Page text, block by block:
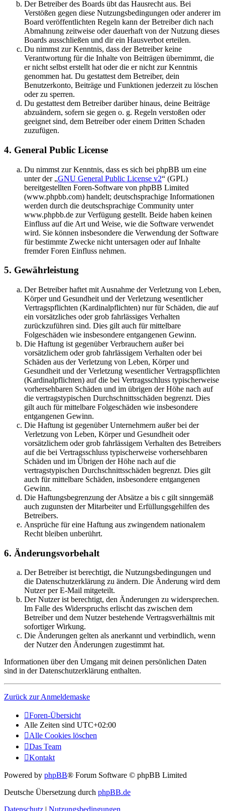
Der Betreiber des Boards übt das Hausrecht aus. Bei
Verstößen gegen diese Nutzungsbedingungen oder anderer im
Board veröffentlichten Regeln kann der Betreiber dich nach
Abmahnung zeitweise oder dauerhaft von der Nutzung dieses
Boards ausschließen und dir ein Hausverbot erteilen.
Du nimmst zur Kenntnis, dass der Betreiber keine
Verantwortung für die Inhalte von Beiträgen übernimmt, die
er nicht selbst erstellt hat oder die er nicht zur Kenntnis
genommen hat. Du gestattest dem Betreiber, dein
Benutzerkonto, Beiträge und Funktionen jederzeit zu löschen
oder zu sperren.
Du gestattest dem Betreiber darüber hinaus, deine Beiträge
abzuändern, sofern sie gegen o. g. Regeln verstoßen oder
geeignet sind, dem Betreiber oder einem Dritten Schaden
zuzufügen.
4. General Public License
Du nimmst zur Kenntnis, dass es sich bei phpBB um eine
unter der „GNU General Public License v2“ (GPL)
bereitgestellten Foren-Software von phpBB Limited
(www.phpbb.com) handelt; deutschsprachige Informationen
werden durch die deutschsprachige Community unter
www.phpbb.de zur Verfügung gestellt. Beide haben keinen
Einfluss auf die Art und Weise, wie die Software verwendet
wird. Sie können insbesondere die Verwendung der Software
für bestimmte Zwecke nicht untersagen oder auf Inhalte
fremder Foren Einfluss nehmen.
5. Gewährleistung
Der Betreiber haftet mit Ausnahme der Verletzung von Leben,
Körper und Gesundheit und der Verletzung wesentlicher
Vertragspflichten (Kardinalpflichten) nur für Schäden, die auf
ein vorsätzliches oder grob fahrlässiges Verhalten
zurückzuführen sind. Dies gilt auch für mittelbare
Folgeschäden wie insbesondere entgangenen Gewinn.
Die Haftung ist gegenüber Verbrauchern außer bei
vorsätzlichem oder grob fahrlässigem Verhalten oder bei
Schäden aus der Verletzung von Leben, Körper und
Gesundheit und der Verletzung wesentlicher Vertragspflichten
(Kardinalpflichten) auf die bei Vertragsschluss typischerweise
vorhersehbaren Schäden und im übrigen der Höhe nach auf
die vertragstypischen Durchschnittsschäden begrenzt. Dies
gilt auch für mittelbare Folgeschäden wie insbesondere
entgangenen Gewinn.
Die Haftung ist gegenüber Unternehmern außer bei der
Verletzung von Leben, Körper und Gesundheit oder
vorsätzlichem oder grob fahrlässigem Verhalten des Betreibers
auf die bei Vertragsschluss typischerweise vorhersehbaren
Schäden und im Übrigen der Höhe nach auf die
vertragstypischen Durchschnittsschäden begrenzt. Dies gilt
auch für mittelbare Schäden, insbesondere entgangenen
Gewinn.
Die Haftungsbegrenzung der Absätze a bis c gilt sinngemäß
auch zugunsten der Mitarbeiter und Erfüllungsgehilfen des
Betreibers.
Ansprüche für eine Haftung aus zwingendem nationalem
Recht bleiben unberührt.
6. Änderungsvorbehalt
Der Betreiber ist berechtigt, die Nutzungsbedingungen und
die Datenschutzerklärung zu ändern. Die Änderung wird dem
Nutzer per E-Mail mitgeteilt.
Der Nutzer ist berechtigt, den Änderungen zu widersprechen.
Im Falle des Widerspruchs erlischt das zwischen dem
Betreiber und dem Nutzer bestehende Vertragsverhältnis mit
sofortiger Wirkung.
Die Änderungen gelten als anerkannt und verbindlich, wenn
der Nutzer den Änderungen zugestimmt hat.
Informationen über den Umgang mit deinen persönlichen Daten
sind in der Datenschutzerklärung enthalten.
Zurück zur Anmeldemaske
Foren-Übersicht
Alle Zeiten sind UTC+02:00
Alle Cookies löschen
Das Team
Kontakt
Powered by phpBB® Forum Software © phpBB Limited
Deutsche Übersetzung durch phpBB.de